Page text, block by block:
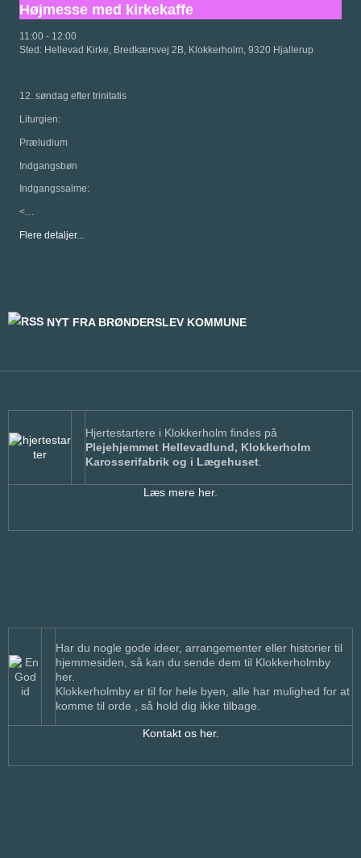
Højmesse med kirkekaffe
11:00 - 12:00
Sted: Hellevad Kirke, Bredkærsvej 2B, Klokkerholm, 9320 Hjallerup
12. søndag efter trinitatis
Liturgien:
Præludium
Indgangsbøn
Indgangssalme:
<…
Flere detaljer...
NYT FRA BRØNDERSLEV KOMMUNE
Hjertestartere i Klokkerholm findes på
Plejehjemmet Hellevadlund, Klokkerholm
Karosserifabrik og i Lægehuset
Læs mere her.
Har du nogle gode ideer, arrangementer eller historier til
hjemmesiden, så kan du sende dem til Klokkerholmby
her.
Klokkerholmby er til for hele byen, alle har mulighed for at
komme til orde , så hold dig ikke tilbage.
Kontakt os her.